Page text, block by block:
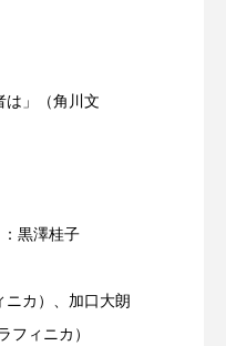
は」（角川文
黒澤桂子
ニカ）、加口大朗
フィニカ）